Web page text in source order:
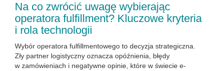
Na co zwrócić uwagę wybierając
operatora fulfillment? Kluczowe kryteria
i rola technologii
Wybór operatora fulfillmentowego to decyzja strategiczna.
Zły partner logistyczny oznacza opóźnienia, błędy
w zamówieniach i negatywne opinie, które w świecie e-